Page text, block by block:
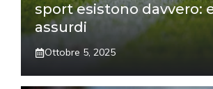
sport esistono davvero:
assurdi
Ottobre 5, 2025